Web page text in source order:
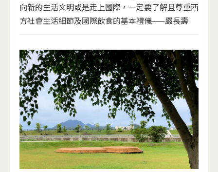
向新的生活文明或是走上國際，一定要了解且尊重西
方社會生活細節及國際飲食的基本禮儀——嚴長壽